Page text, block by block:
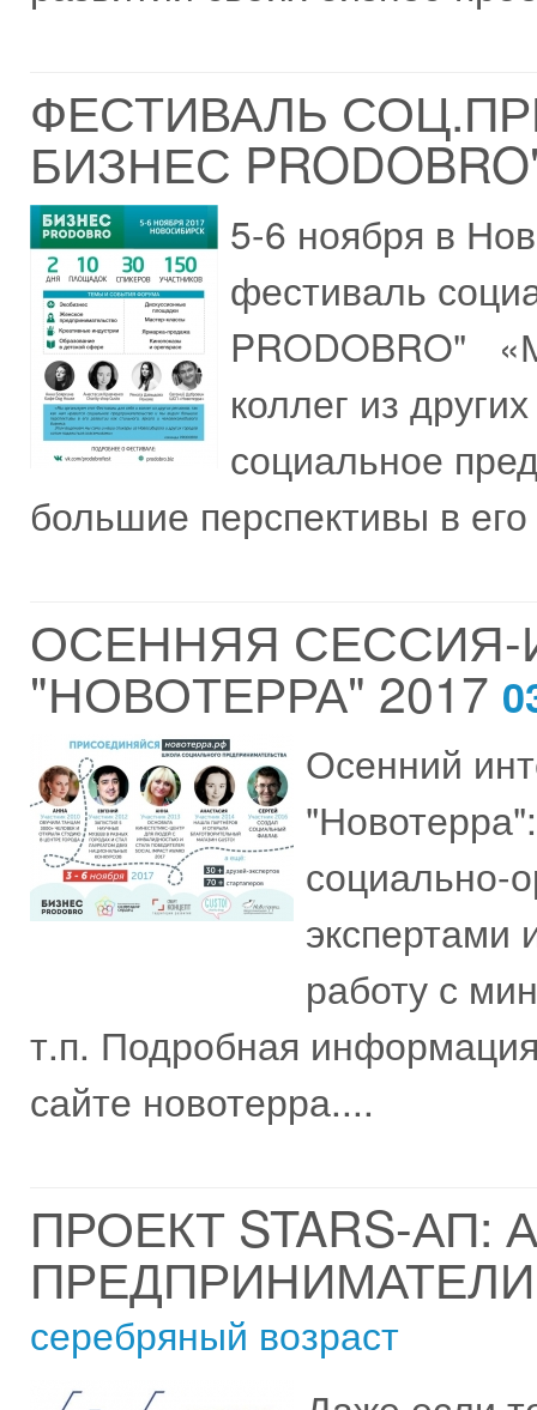
ФЕСТИВАЛЬ
БИЗНЕС
5-6 ноября в
фестиваль
PRODOBRO"
коллег из
социальное
большие перспективы в его
ОСЕННЯЯ
"НОВОТЕРРА" 2017
Осенний
социально-
экспертами
работу с
т.п. Подробная
сайте новотерра....
ПРОЕКТ STARS-
ПРЕДПРИНИМАТЕЛИ
серебряный возраст